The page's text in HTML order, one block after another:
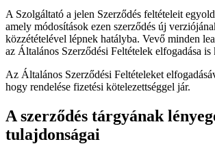
A Szolgáltató a jelen Szerződés feltételeit
amely módosítások ezen szerződés új
közzétételével lépnek hatályba. Vevő minden
az Általános Szerződési Feltételek elfogadása is
Az Általános Szerződési Feltételeket
hogy rendelése fizetési kötelezettséggel jár.
A szerződés tárgyának
tulajdonságai